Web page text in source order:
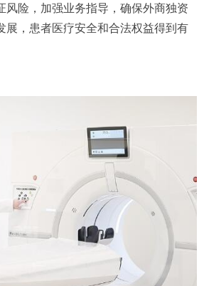
风险，加强业务指导，确保外商独资
展，患者医疗安全和合法权益得到有